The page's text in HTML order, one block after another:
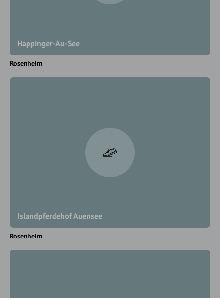
Happinger-Au-See
Rosenheim
Islandpferdehof Auensee
Rosenheim